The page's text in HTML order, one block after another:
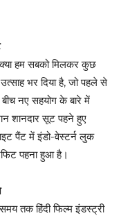
क्या हम सबको मिलकर कुछ
भर दिया है, जो पहले से
नए सहयोग के बारे में
शानदार सूट पहने हुए
पैंट में इंडो-वेस्टर्न लुक
पहना हुआ है।
तक हिंदी फिल्म इंडस्ट्री